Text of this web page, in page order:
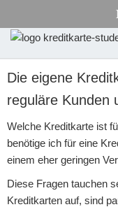
Die eigene
reguläre Kunden
Welche Kreditkarte ist
benötige ich für eine
einem eher geringen
Diese Fragen tauchen
Kreditkarten auf, sind